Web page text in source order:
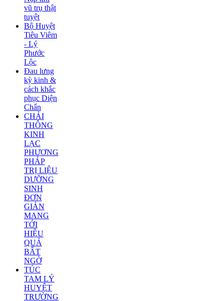
vũ trụ thật
tuyệt
Bộ Huyệt
Tiêu Viêm
- Lý
Phước
Lộc
Đau lưng
kỳ kinh &
cách khắc
phục Diện
Chẩn
CHẢI
THÔNG
KINH
LẠC
PHƯƠNG
PHÁP
TRỊ LIỆU
DƯỠNG
SINH
ĐƠN
GIẢN
MANG
TỚI
HIỆU
QUẢ
BẤT
NGỜ
TÚC
TAM LÝ
HUYỆT
TRƯỜNG